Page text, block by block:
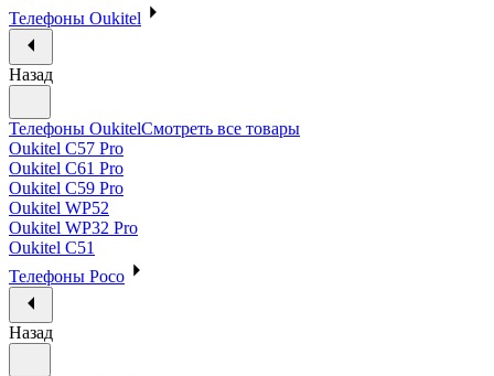
Телефоны Oukitel
Назад
Телефоны OukitelСмотреть все товары
Oukitel C57 Pro
Oukitel C61 Pro
Oukitel C59 Pro
Oukitel WP52
Oukitel WP32 Pro
Oukitel C51
Телефоны Poco
Назад